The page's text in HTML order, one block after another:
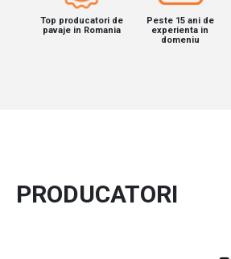
Top producatori de
pavaje in Romania
Peste 15 ani de
experienta in
domeniu
PRODUCATORI